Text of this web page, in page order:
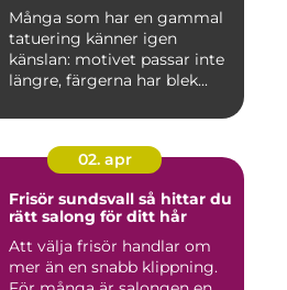
Många som har en gammal
tatuering känner igen
känslan: motivet passar inte
längre, färgerna har blek...
02. apr
Frisör sundsvall så hittar du
rätt salong för ditt hår
Att välja frisör handlar om
mer än en snabb klippning.